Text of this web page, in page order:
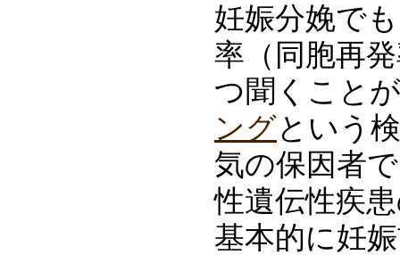
妊娠分娩で
率（同胞再
つ聞くこと
ングという
気の保因者
性遺伝性疾
基本的に妊